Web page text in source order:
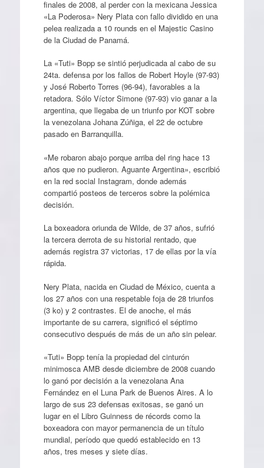
finales de 2008, al perder con la mexicana Jessica
«La Poderosa» Nery Plata con fallo dividido en una
pelea realizada a 10 rounds en el Majestic Casino
de la Ciudad de Panamá.
La «Tuti» Bopp se sintió perjudicada al cabo de su
24ta. defensa por los fallos de Robert Hoyle (97-93)
y José Roberto Torres (96-94), favorables a la
retadora. Sólo Víctor Simone (97-93) vio ganar a la
argentina, que llegaba de un triunfo por KOT sobre
la venezolana Johana Zúñiga, el 22 de octubre
pasado en Barranquilla.
«Me robaron abajo porque arriba del ring hace 13
años que no pudieron. Aguante Argentina», escribió
en la red social Instagram, donde además
compartió posteos de terceros sobre la polémica
decisión.
La boxeadora oriunda de Wilde, de 37 años, sufrió
la tercera derrota de su historial rentado, que
además registra 37 victorias, 17 de ellas por la vía
rápida.
Nery Plata, nacida en Ciudad de México, cuenta a
los 27 años con una respetable foja de 28 triunfos
(3 ko) y 2 contrastes. El de anoche, el más
importante de su carrera, significó el séptimo
consecutivo después de más de un año sin pelear.
«Tuti» Bopp tenía la propiedad del cinturón
minimosca AMB desde diciembre de 2008 cuando
lo ganó por decisión a la venezolana Ana
Fernández en el Luna Park de Buenos Aires. A lo
largo de sus 23 defensas exitosas, se ganó un
lugar en el Libro Guinness de récords como la
boxeadora con mayor permanencia de un título
mundial, período que quedó establecido en 13
años, tres meses y siete días.